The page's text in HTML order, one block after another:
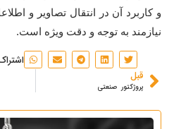
و کاربرد آن در انتقال تصاویر و
نیازمند به توجه و دقت ویژه است.
قبل
پروژکتور صنعتی